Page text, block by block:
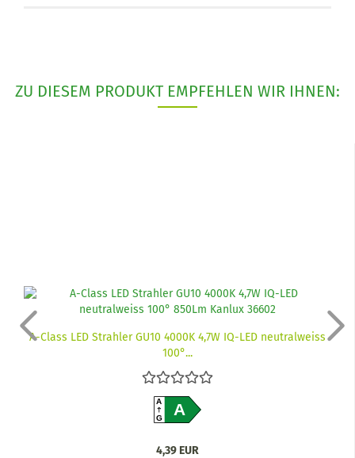
ZU DIESEM PRODUKT EMPFEHLEN WIR IHNEN:
A-Class LED Strahler GU10 4000K 4,7W IQ-LED neutralweiss
100°...
A
GA
4,39 EUR